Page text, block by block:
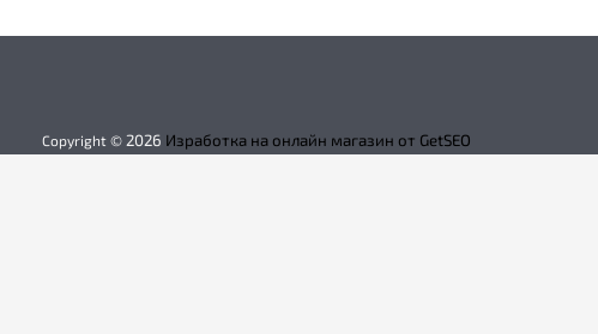
Copyright © 2026 Изработка на онлайн магазин от GetSEO